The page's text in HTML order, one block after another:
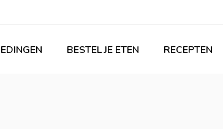
BESTEL JE ETEN RECEPTEN